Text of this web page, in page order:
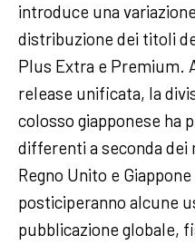
introduce una
distribuzione dei titoli
Plus Extra e Premium.
release unificata, la
colosso giapponese ha
differenti a seconda
Regno Unito e
posticiperanno alcune
pubblicazione globale,